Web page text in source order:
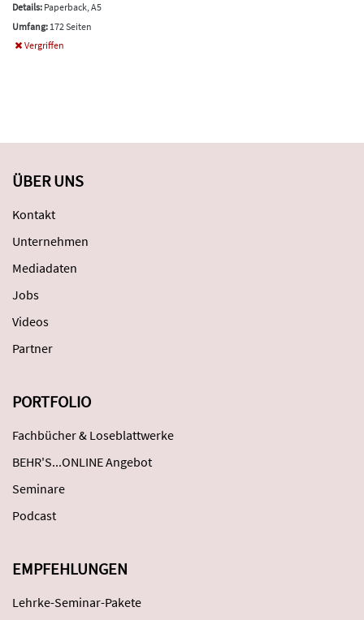
Details: Paperback, A5
Umfang: 172 Seiten
Vergriffen
ÜBER UNS
Kontakt
Unternehmen
Mediadaten
Jobs
Videos
Partner
PORTFOLIO
Fachbücher & Loseblattwerke
BEHR'S...ONLINE Angebot
Seminare
Podcast
EMPFEHLUNGEN
Lehrke-Seminar-Pakete